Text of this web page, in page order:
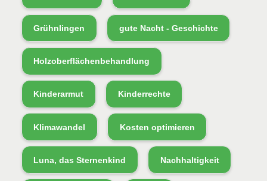
Grühnlingen gute Nacht - Geschichte
Holzoberflächenbehandlung
Kinderarmut Kinderrechte
Klimawandel Kosten optimieren
Luna, das Sternenkind Nachhaltigkeit